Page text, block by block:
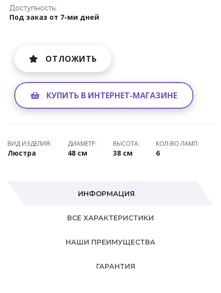
Доступность:
Под заказ от 7-ми дней
ОТЛОЖИТЬ
КУПИТЬ В ИНТЕРНЕТ-МАГАЗИНЕ
ВИД ИЗДЕЛИЯ:
Люстра
ДИАМЕТР:
48 см
ВЫСОТА:
38 см
КОЛ-ВО ЛАМП:
6
ИНФОРМАЦИЯ
ВСЕ ХАРАКТЕРИСТИКИ
НАШИ ПРЕИМУЩЕСТВА
ГАРАНТИЯ